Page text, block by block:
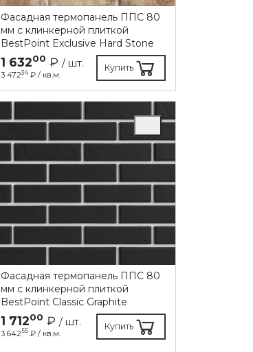
Фасадная термопанель ППC 80
мм с клинкерной плиткой
BestPoint Exclusive Hard Stone
1 63200 ₽/ шт.
3 47234 ₽ / кв.м.
Купить
Фасадная термопанель ППC 80
мм с клинкерной плиткой
BestPoint Classic Graphite
1 71200 ₽/ шт.
3 64255 ₽ / кв.м.
Купить